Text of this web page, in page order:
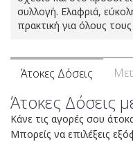
συλλογή. Ελαφριά,
πρακτική για όλους
Άτοκες Δόσεις
Άτοκες Δόσεις
Κάνε τις αγορές σου
Μπορείς να επιλέξεις